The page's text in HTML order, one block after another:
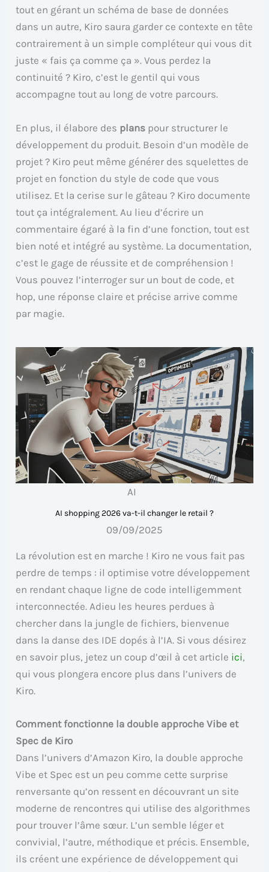
tout en gérant un schéma de base de données
dans un autre, Kiro saura garder ce contexte en tête
contrairement à un simple compléteur qui vous dit
juste « fais ça comme ça ». Vous perdez la
continuité ? Kiro, c’est le gentil qui vous
accompagne tout au long de votre parcours.
En plus, il élabore des plans pour structurer le
développement du produit. Besoin d’un modèle de
projet ? Kiro peut même générer des squelettes de
projet en fonction du style de code que vous
utilisez. Et la cerise sur le gâteau ? Kiro documente
tout ça intégralement. Au lieu d’écrire un
commentaire égaré à la fin d’une fonction, tout est
bien noté et intégré au système. La documentation,
c’est le gage de réussite et de compréhension !
Vous pouvez l’interroger sur un bout de code, et
hop, une réponse claire et précise arrive comme
par magie.
AI
AI shopping 2026 va-t-il changer le retail ?
09/09/2025
La révolution est en marche ! Kiro ne vous fait pas
perdre de temps : il optimise votre développement
en rendant chaque ligne de code intelligemment
interconnectée. Adieu les heures perdues à
chercher dans la jungle de fichiers, bienvenue
dans la danse des IDE dopés à l’IA. Si vous désirez
en savoir plus, jetez un coup d’œil à cet article ici,
qui vous plongera encore plus dans l’univers de
Kiro.
Comment fonctionne la double approche Vibe et
Spec de Kiro
Dans l’univers d’Amazon Kiro, la double approche
Vibe et Spec est un peu comme cette surprise
renversante qu’on ressent en découvrant un site
moderne de rencontres qui utilise des algorithmes
pour trouver l’âme sœur. L’un semble léger et
convivial, l’autre, méthodique et précis. Ensemble,
ils créent une expérience de développement qui